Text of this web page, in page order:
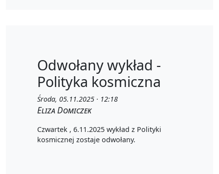
Odwołany wykład -
Polityka kosmiczna
Środa, 05.11.2025 · 12:18
Eliza Domiczek
Czwartek , 6.11.2025 wykład z Polityki
kosmicznej zostaje odwołany.